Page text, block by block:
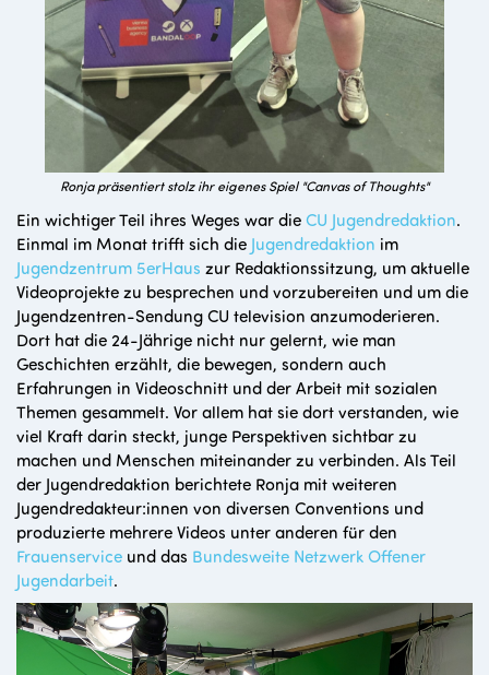
Ronja präsentiert stolz ihr eigenes Spiel "Canvas of Thoughts"
Ein wichtiger Teil ihres Weges war dieCU Jugendredaktion.
Einmal im Monat trifft sich die Jugendredaktion im
Jugendzentrum 5erHaus zur Redaktionssitzung, um aktuelle
Videoprojekte zu besprechen und vorzubereiten und um die
Jugendzentren-Sendung CU television anzumoderieren.
Dort hat die 24-Jährige nicht nur gelernt, wie man
Geschichten erzählt, die bewegen, sondern auch
Erfahrungen in Videoschnitt und der Arbeit mit sozialen
Themen gesammelt. Vor allem hat sie dort verstanden, wie
viel Kraft darin steckt, junge Perspektiven sichtbar zu
machen und Menschen miteinander zu verbinden. Als Teil
der Jugendredaktion berichtete Ronja mit weiteren
Jugendredakteur:innen von diversen Conventions und
produzierte mehrere Videos unter anderen für den
Frauenservice und das Bundesweite Netzwerk Offener
Jugendarbeit.